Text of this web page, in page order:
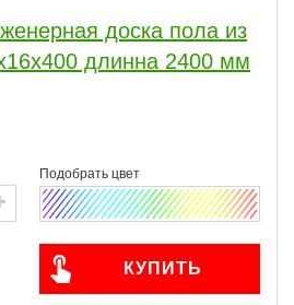
доска пола из
длинна 2400 мм
КУПИТЬ